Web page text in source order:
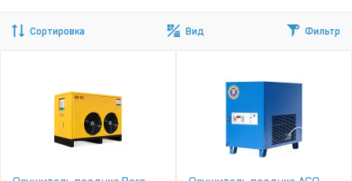
Сортировка Вид Фильтр